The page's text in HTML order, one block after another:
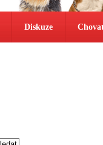
Diskuze